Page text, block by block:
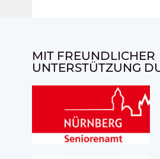
MIT FREUNDLICHER
UNTERSTÜTZUNG